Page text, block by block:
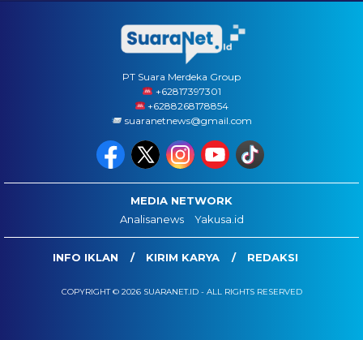
PT Suara Merdeka Group
‪+62817397301
+6288268178854
suaranetnews@gmail.com
MEDIA NETWORK
Analisanews
Yakusa.id
INFO IKLAN KIRIM KARYA REDAKSI
COPYRIGHT © 2026 SUARANET.ID - ALL RIGHTS RESERVED